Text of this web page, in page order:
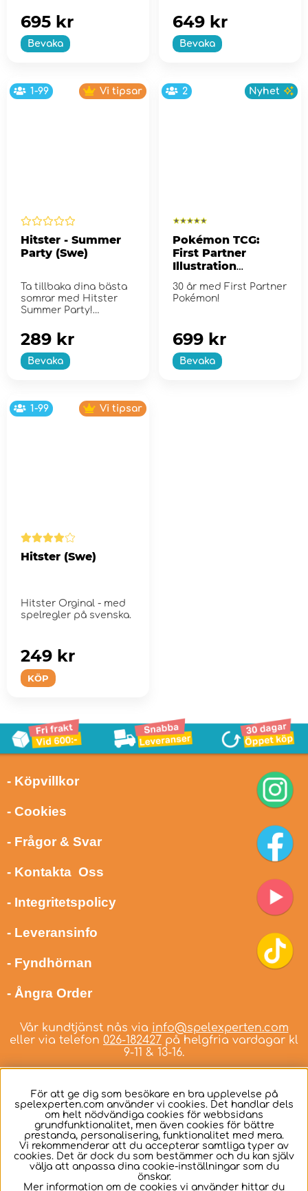
Bevaka
695 kr
Bevaka
649 kr
1-99 Vi tipsar
Hitster - Summer
Party (Swe)
Ta tillbaka dina bästa
somrar med Hitster
Summer Party!
Bevaka
289 kr
2 Nyhet
Pokémon TCG:
First Partner
Illustration
2
30 år med First Partner
Pokémon!
Bevaka
699 kr
1-99 Vi tipsar
Hitster (Swe)
Hitster Orginal - med
spelregler på svenska.
KÖP
249 kr
- Köpvillkor
- Cookies
- Frågor & Svar
- Kontakta Oss
- Integritetspolicy
- Leveransinfo
- Fyndhörnan
- Ångra Order
Vår kundtjänst nås via info@spelexperten.com
eller via telefon 026-182427 på helgfria vardagar kl
9-11 & 13-16.
Svenska
För att ge dig som besökare en bra upplevelse på
spelexperten.com använder vi cookies. Det handlar dels
om helt nödvändiga cookies för webbsidans
grundfunktionalitet, men även cookies för bättre
prestanda, personalisering, funktionalitet med mera.
Vi rekommenderar att du accepterar samtliga typer av
cookies. Det är dock du som bestämmer och du kan själv
välja att anpassa dina cookie-inställningar som du
önskar.
Mer information om de cookies vi använder hittar du